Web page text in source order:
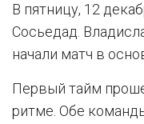
В пятницу, 12
Сосьедад.
начали матч в
Первый тайм
ритме. Обе